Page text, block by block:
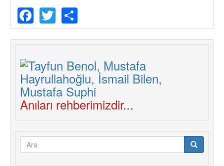
Facebook
Twitter
Anıları rehberimizdir...
Arama
formu